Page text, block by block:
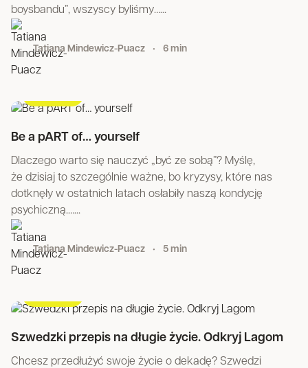
boysbandu”, wszyscy byliśmy…...
Tatiana Mindewicz-Puacz • 6 min
Be a pART of… yourself
Dlaczego warto się nauczyć „być ze sobą”? Myślę,
że dzisiaj to szczególnie ważne, bo kryzysy, które nas
dotknęły w ostatnich latach osłabiły naszą kondycję
psychiczną.…...
Tatiana Mindewicz-Puacz • 5 min
Szwedzki przepis na długie życie. Odkryj Lagom
Chcesz przedłużyć swoje życie o dekadę? Szwedzi